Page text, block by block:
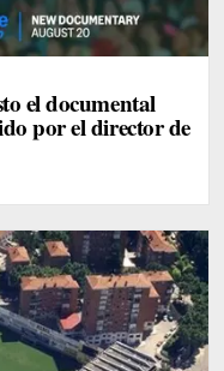
el documental
por el director de